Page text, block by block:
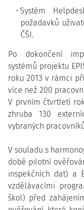
Systém
požadavků
ČŠI.
Po dokončení
systémů projektu
roku 2013 v rámci
více než 200
V prvním čtvrtletí
zhruba 130
vybraných
V souladu s
době pilotní
inspekčních dat) a
vzdělávacími
škol) před